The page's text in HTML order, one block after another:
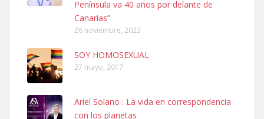
PERRO MACHO RAZA SHIBA CON MICROCHIP PERDIDO HOY
06/07/2025 ZONA MESA Y LOPEZ. ES MUY ASUSTADIZO
Leales.org » Gran Canaria | 6.7.2025
Península va 40 años por delante de
Canarias”
26 noviembre, 2023
SOY HOMOSEXUAL
27 mayo, 2017
Ariel Solano : La vida en correspondencia
con los planetas